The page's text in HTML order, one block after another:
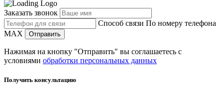
Заказать звонок
Способ связи По номеру телефона
MAX
Отправить
Нажимая на кнопку "Отправить" вы соглашаетесь с
условиями обработки персональных данных
Получить консультацию